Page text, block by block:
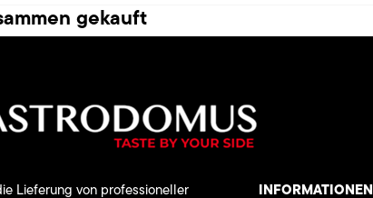
gekauft
Lieferung von professioneller
INFORMATIONEN